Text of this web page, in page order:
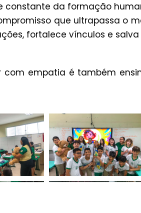
constante da formação
que ultrapassa o
fortalece vínculos e salva
com empatia é também